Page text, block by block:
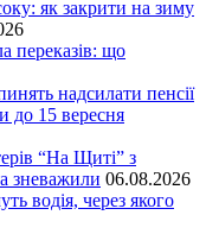
як закрити на зиму
переказів: що
надсилати пенсії
до 15 вересня
“На Щиті” з
зневажили 06.08.2026
водія, через якого